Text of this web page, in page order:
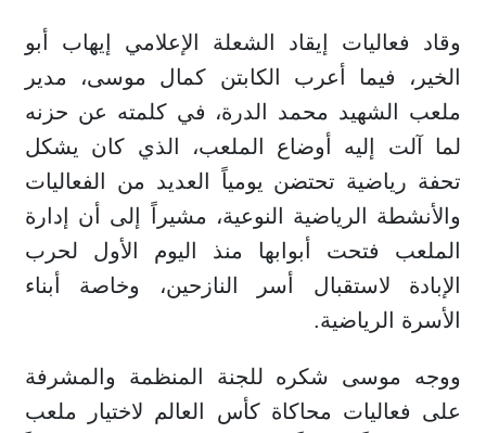
وقاد فعاليات إيقاد الشعلة الإعلامي إيهاب أبو
الخير، فيما أعرب الكابتن كمال موسى، مدير
ملعب الشهيد محمد الدرة، في كلمته عن حزنه
لما آلت إليه أوضاع الملعب، الذي كان يشكل
تحفة رياضية تحتضن يومياً العديد من الفعاليات
والأنشطة الرياضية النوعية، مشيراً إلى أن إدارة
الملعب فتحت أبوابها منذ اليوم الأول لحرب
الإبادة لاستقبال أسر النازحين، وخاصة أبناء
الأسرة الرياضية.
ووجه موسى شكره للجنة المنظمة والمشرفة
على فعاليات محاكاة كأس العالم لاختيار ملعب